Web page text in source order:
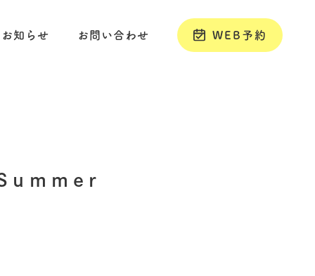
お知らせ お問い合わせ WEB予約